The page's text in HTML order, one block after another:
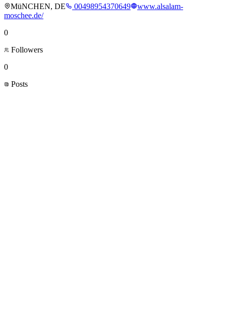
MüNCHEN, DE
00498954370649
www.alsalam-
moschee.de/
0
Followers
0
Posts